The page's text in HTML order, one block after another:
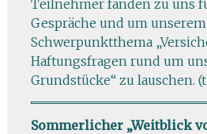
Teilnehmer fanden zu uns
Gespräche und um unserem
Schwerpunktthema
Haftungsfragen rund um
Grundstücke“ zu lauschen.
Sommerlicher „Weitblick